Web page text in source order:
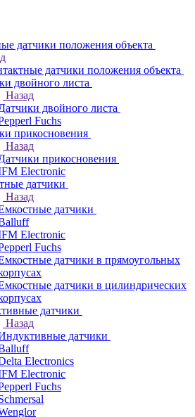
датчики положения объекта
датчики положения объекта
двойного листа
Назад
двойного листа
Fuchs
прикосновения
Назад
прикосновения
Electronic
датчики
Назад
датчики
Electronic
Fuchs
датчики в прямоугольных
датчики в цилиндрических
датчики
Назад
датчики
Electronics
Electronic
Fuchs